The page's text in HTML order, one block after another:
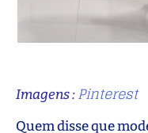
Imagens :Pinterest
Quem disse que